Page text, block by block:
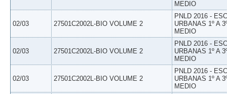
MEDIO
02/03 27501C2002L-BIO VOLUME 2
PNLD 2016 -
URBANAS 1º A
MEDIO
02/03 27501C2002L-BIO VOLUME 2
PNLD 2016 -
URBANAS 1º A
MEDIO
02/03 27501C2002L-BIO VOLUME 2
PNLD 2016 -
URBANAS 1º A
MEDIO